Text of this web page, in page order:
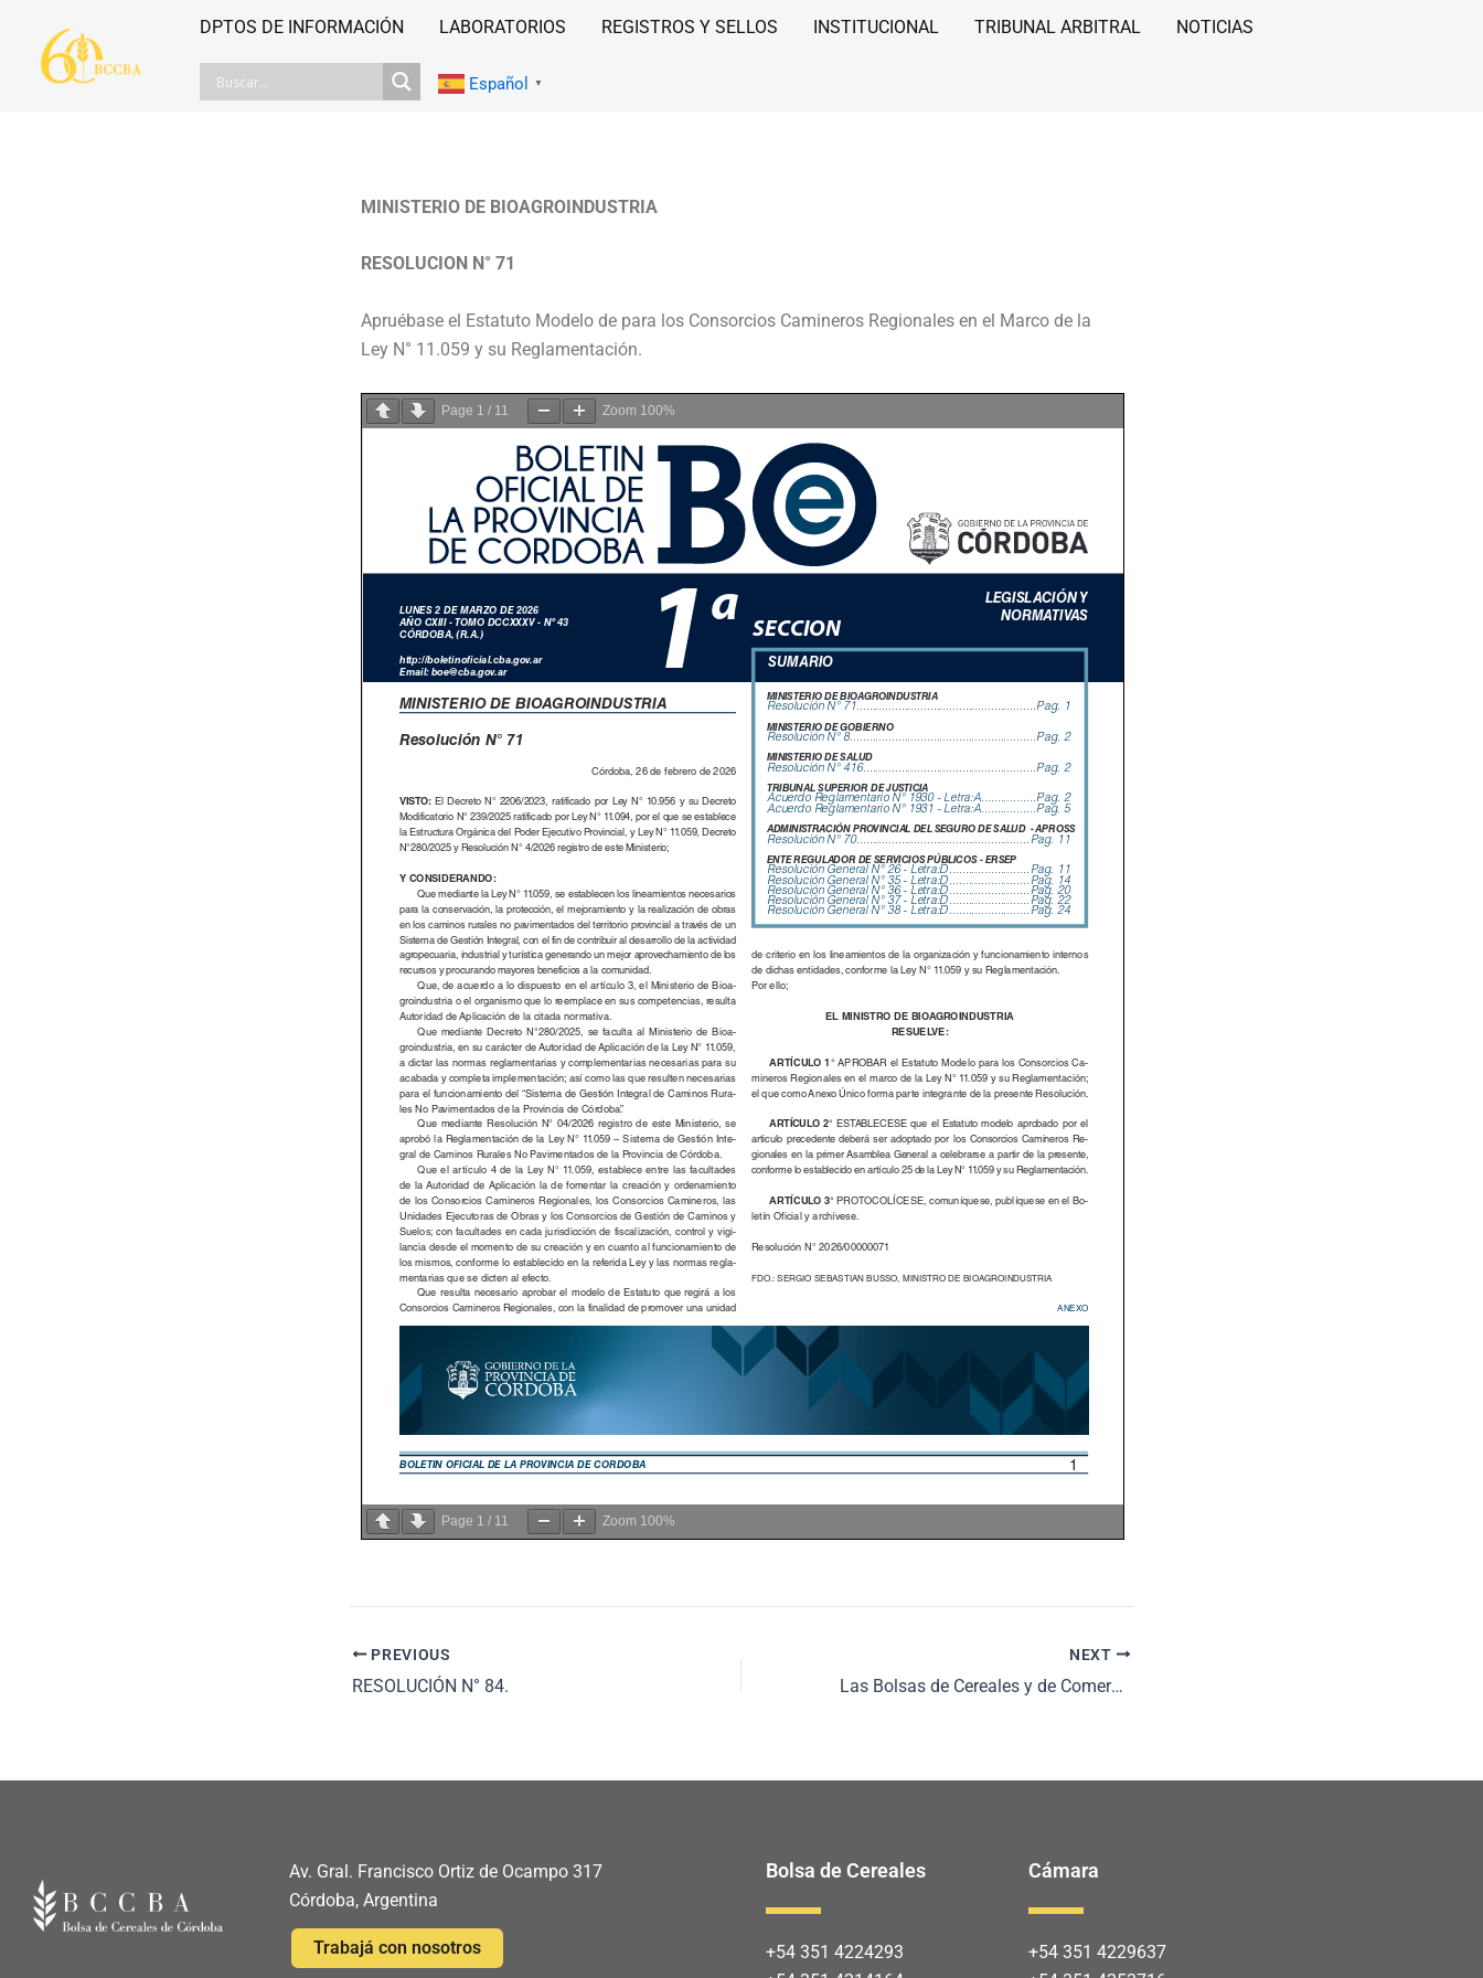
contenido
DPTOS DE INFORMACIÓN LABORATORIOS REGISTROS Y SELLOS INSTITUCIONAL TRIBUNAL ARBITRAL NOTICIAS
Español ▼
MINISTERIO DE BIOAGROINDUSTRIA
RESOLUCION N° 71
Apruébase el Estatuto Modelo de para los Consorcios Camineros Regionales en el Marco de la
Ley N° 11.059 y su Reglamentación.
Page 1 / 11 Zoom 100%
Page 1 / 11 Zoom 100%
PREVIOUS
RESOLUCIÓN N° 84.
NEXT
Las Bolsas de Cereales y de Comercio expresan su preocupación por la afectación del transporte de granos y su impacto en la actividad agroindustrial
Av. Gral. Francisco Ortiz de Ocampo 317
Córdoba, Argentina
Trabajá con nosotros
Bolsa de Cereales
+54 351 4224293
Cámara
+54 351 4229637